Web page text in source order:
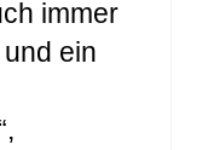
immer
ein